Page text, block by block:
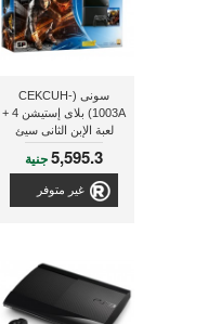
سونى (CEKCUH-
1003A) بلاى إستيشن 4 +
لعبة الإبن الثانى سيئ
السمعة
5,595.3جنية
غير متوفر